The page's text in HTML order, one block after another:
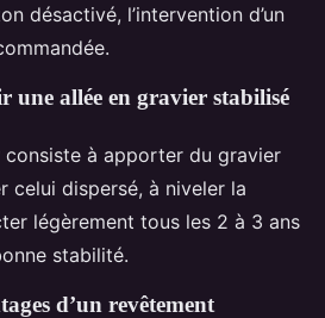
désactivé, l’intervention d’un
une allée en gravier stabilisé
consiste à apporter du gravier
celui dispersé, à niveler la
légèrement tous les 2 à 3 ans
stabilité.
d’un revêtement